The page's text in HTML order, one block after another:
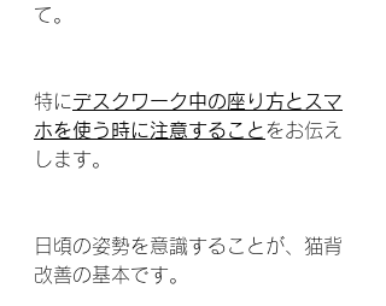
て。
特にデスクワーク中の座り方とスマ
ホを使う時に注意することをお伝え
します。
日頃の姿勢を意識することが、猫背
改善の基本です。